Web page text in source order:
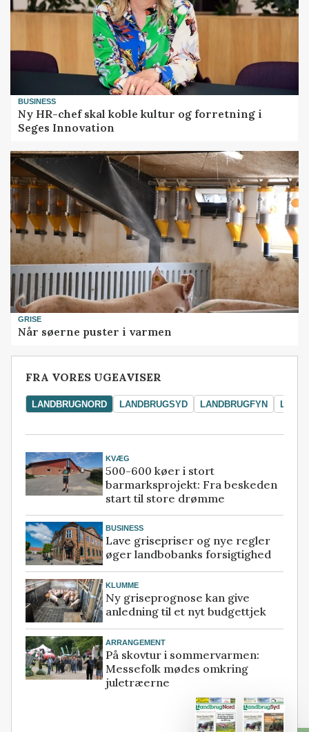
BUSINESS
Ny HR-chef skal koble kultur og forretning i
Seges Innovation
GRISE
Når søerne puster i varmen
FRA VORES UGEAVISER
LANDBRUGNORD LANDBRUGSYD LANDBRUGFYN
KVÆG
500-600 køer i stort
barmarksprojekt: Fra beskeden
start til store drømme
BUSINESS
Lave grisepriser og nye regler
øger landbobanks forsigtighed
KLUMME
Ny griseprognose kan give
anledning til et nyt budgettjek
ARRANGEMENT
På skovtur i sommervarmen:
Messefolk mødes omkring
juletræerne